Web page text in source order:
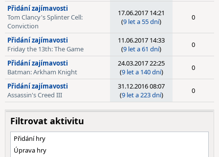
Přidání zajímavosti
Tom Clancy's Splinter Cell:
Conviction
17.06.2017 14:21
(9 let a 55 dní) 0
Přidání zajímavosti
Friday the 13th: The Game
11.06.2017 14:33
(9 let a 61 dní) 0
Přidání zajímavosti
Batman: Arkham Knight
24.03.2017 22:25
(9 let a 140 dní) 0
Přidání zajímavosti
Assassin's Creed III
31.12.2016 08:07
(9 let a 223 dní) 0
Filtrovat aktivitu
Přidání hry
Úprava hry